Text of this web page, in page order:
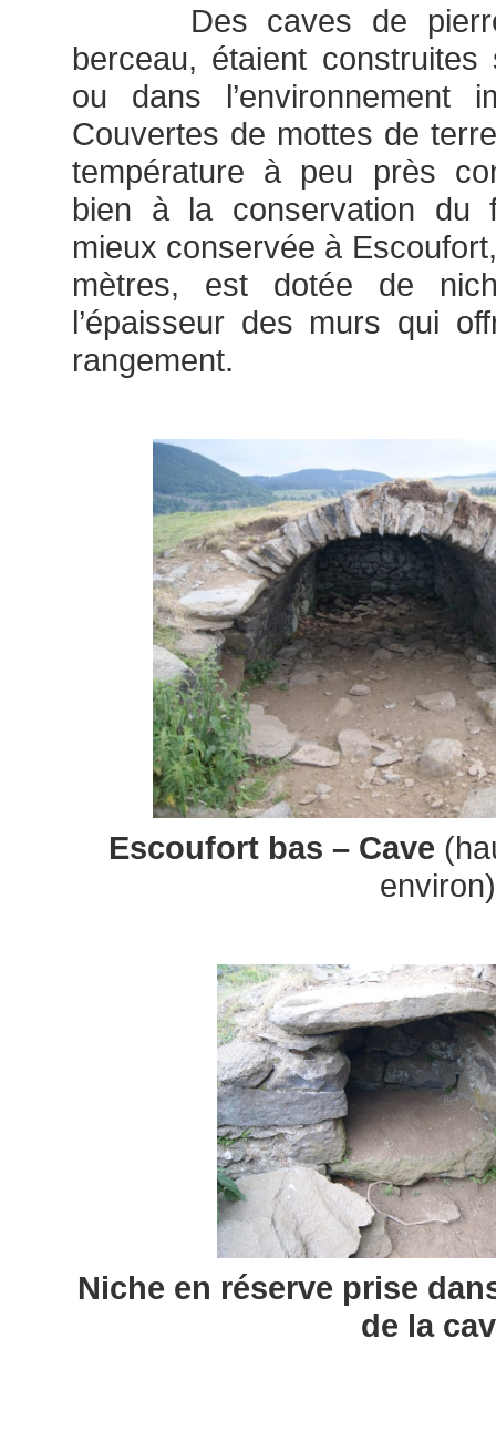
Des caves de pierre
berceau, étaient
ou dans l’environnement
Couvertes de mottes de
température à peu près
bien à la conservation du
mieux conservée à
mètres, est dotée de
l’épaisseur des murs qui
rangement.
Escoufort bas – Cave
environ)
Niche en réserve prise
de la